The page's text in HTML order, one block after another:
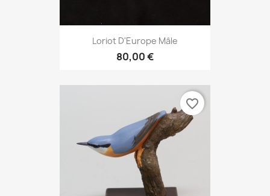
Loriot D'Europe Mâle
80,00 €
favorite_border